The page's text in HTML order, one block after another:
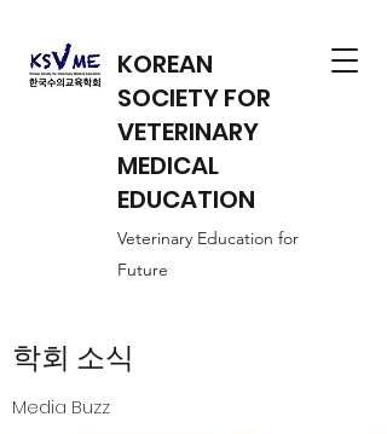
KOREAN
SOCIETY FOR
VETERINARY
MEDICAL
EDUCATION
Veterinary Education for
Future
​학회 소식
Media Buzz